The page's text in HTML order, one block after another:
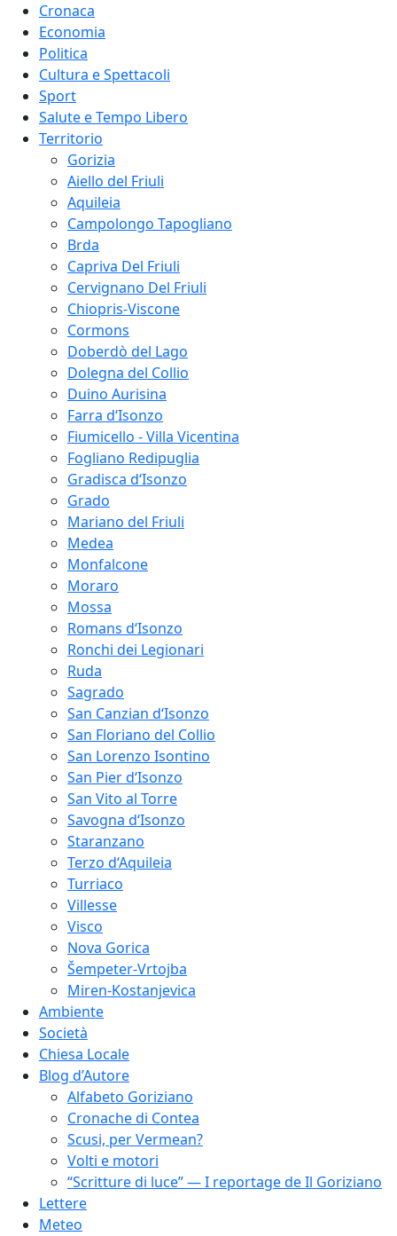
Cronaca
Economia
Politica
Cultura e Spettacoli
Sport
Salute e Tempo Libero
Territorio
Gorizia
Aiello del Friuli
Aquileia
Campolongo Tapogliano
Brda
Capriva Del Friuli
Cervignano Del Friuli
Chiopris-Viscone
Cormons
Doberdò del Lago
Dolegna del Collio
Duino Aurisina
Farra d‘Isonzo
Fiumicello - Villa Vicentina
Fogliano Redipuglia
Gradisca d‘Isonzo
Grado
Mariano del Friuli
Medea
Monfalcone
Moraro
Mossa
Romans d‘Isonzo
Ronchi dei Legionari
Ruda
Sagrado
San Canzian d‘Isonzo
San Floriano del Collio
San Lorenzo Isontino
San Pier d‘Isonzo
San Vito al Torre
Savogna d‘Isonzo
Staranzano
Terzo d‘Aquileia
Turriaco
Villesse
Visco
Nova Gorica
Šempeter-Vrtojba
Miren-Kostanjevica
Ambiente
Società
Chiesa Locale
Blog d’Autore
Alfabeto Goriziano
Cronache di Contea
Scusi, per Vermean?
Volti e motori
“Scritture di luce” — I reportage de Il Goriziano
Lettere
Meteo